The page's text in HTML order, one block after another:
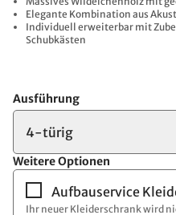
Elegante Kombination aus
Individuell erweiterbar mit
Schubkästen
Ausführung
4-türig
Weitere Optionen
Aufbauservice
Ihr neuer Kleiderschrank wird